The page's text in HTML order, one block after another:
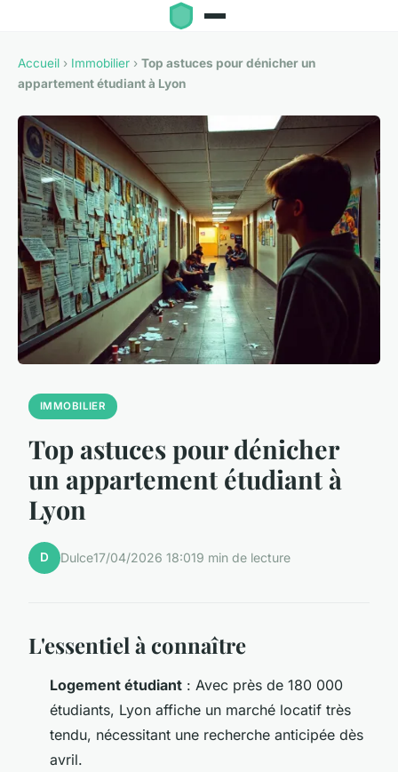
Accueil › Immobilier › Top astuces pour dénicher un
appartement étudiant à Lyon
IMMOBILIER
Top astuces pour dénicher
un appartement étudiant à
Lyon
D Dulce17/04/2026 18:019 min de lecture
L'essentiel à connaître
Logement étudiant : Avec près de 180 000
étudiants, Lyon affiche un marché locatif très
tendu, nécessitant une recherche anticipée dès
avril.